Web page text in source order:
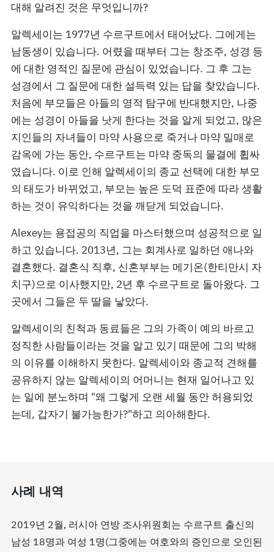
대해 알려진 것은 무엇입니까?
알렉세이는 1977년 수르구트에서 태어났다. 그에게는
남동생이 있습니다. 어렸을 때부터 그는 창조주, 성경 등
에 대한 영적인 질문에 관심이 있었습니다. 그 후 그는
성경에서 그 질문에 대한 설득력 있는 답을 찾았습니다.
처음에 부모들은 아들의 영적 탐구에 반대했지만, 나중
에는 성경이 아들을 낫게 한다는 것을 알게 되었고, 많은
지인들의 자녀들이 마약 사용으로 죽거나 마약 밀매로
감옥에 가는 동안, 수르구트는 마약 중독의 물결에 휩싸
였습니다. 이로 인해 알렉세이의 종교 선택에 대한 부모
의 태도가 바뀌었고, 부모는 높은 도덕 표준에 따라 생활
하는 것이 유익하다는 것을 깨닫게 되었습니다.
Alexey는 용접공의 직업을 마스터했으며 성공적으로 일
하고 있습니다. 2013년, 그는 회계사로 일하던 애나와
결혼했다. 결혼식 직후, 신혼부부는 메기온(한티만시 자
치구)으로 이사했지만, 2년 후 수르구트로 돌아왔다. 그
곳에서 그들은 두 딸을 낳았다.
알렉세이의 친척과 동료들은 그의 가족이 예의 바르고
정직한 사람들이라는 것을 알고 있기 때문에 그의 박해
의 이유를 이해하지 못한다. 알렉세이와 종교적 견해를
공유하지 않는 알렉세이의 어머니는 현재 일어나고 있
는 일에 분노하며 "왜 그렇게 오랜 세월 동안 허용되었
는데, 갑자기 불가능한가?"하고 의아해한다.
사례 내역
2019년 2월, 러시아 연방 조사위원회는 수르구트 출신의
남성 18명과 여성 1명(그중에는 여호와의 증인으로 오인된